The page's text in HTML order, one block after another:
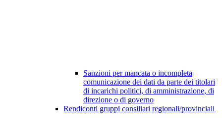
Sanzioni per mancata o incompleta
comunicazione dei dati da parte dei titolari
di incarichi politici, di amministrazione, di
direzione o di governo
Rendiconti gruppi consiliari regionali/provinciali